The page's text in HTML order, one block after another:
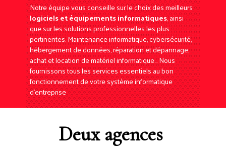
Notre équipe vous conseille sur le choix des meilleurs
logiciels et équipements informatiques, ainsi
que sur les solutions professionnelles les plus
pertinentes. Maintenance informatique, cybersécurité,
hébergement de données, réparation et dépannage,
achat et location de matériel informatique… Nous
fournissons tous les services essentiels au bon
fonctionnement de votre système informatique
d'entreprise
Deux agences